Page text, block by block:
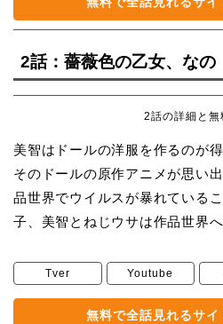
2話：薔薇色の乙女、なの
2話の詳細と無
美智はドールの洋服を作るのが
そのドールの原作アニメが思い
品世界でウイルスが暴れている
子、美智とねじウサは作品世界へ
Tver Youtube
無料で全話見れるサイ